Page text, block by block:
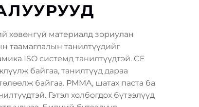
хөвөнгүй материалд зориулан
таамаглалын танилтүүдийг
ISO системд танилтүүдтэй. CE
байгаа, танилтүүд дараа
байгаа. PMMA, шатах паста ба
Гэтэл холбогдох бүтээлүүд